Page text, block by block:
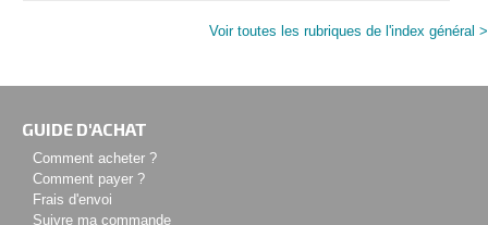
Voir toutes les rubriques de l'index général >
GUIDE D'ACHAT
Comment acheter ?
Comment payer ?
Frais d'envoi
Suivre ma commande